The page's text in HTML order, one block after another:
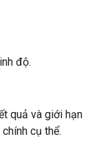
độ.
quả và giới hạn
cụ thể.